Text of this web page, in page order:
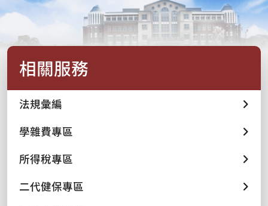
相關服務
法規彙編
學雜費專區
所得稅專區
二代健保專區